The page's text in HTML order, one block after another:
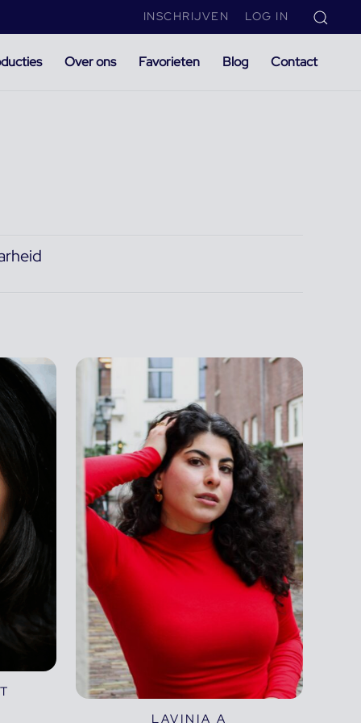
INSCHRIJVEN LOG IN
Over ons Favorieten Blog Contact
LAVINIA A